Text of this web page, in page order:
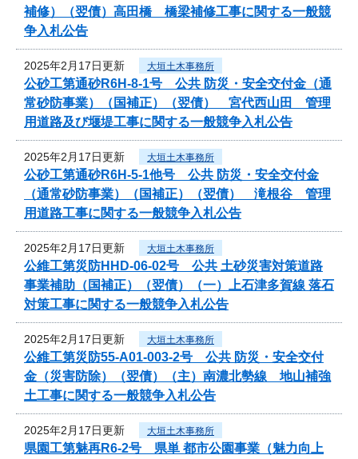
補修）（翌債）高田橋 橋梁補修工事に関する一般競
争入札公告
2025年2月17日更新 大垣土木事務所
公砂工第通砂R6H-8-1号 公共 防災・安全交付金（通
常砂防事業）（国補正）（翌債） 宮代西山田 管理
用道路及び堰堤工事に関する一般競争入札公告
2025年2月17日更新 大垣土木事務所
公砂工第通砂R6H-5-1他号 公共 防災・安全交付金
（通常砂防事業）（国補正）（翌債） 滝根谷 管理
用道路工事に関する一般競争入札公告
2025年2月17日更新 大垣土木事務所
公維工第災防HHD-06-02号 公共 土砂災害対策道路
事業補助（国補正）（翌債）（一）上石津多賀線 落石
対策工事に関する一般競争入札公告
2025年2月17日更新 大垣土木事務所
公維工第災防55-A01-003-2号 公共 防災・安全交付
金（災害防除）（翌債）（主）南濃北勢線 地山補強
土工事に関する一般競争入札公告
2025年2月17日更新 大垣土木事務所
県園工第魅再R6-2号 県単 都市公園事業（魅力向上